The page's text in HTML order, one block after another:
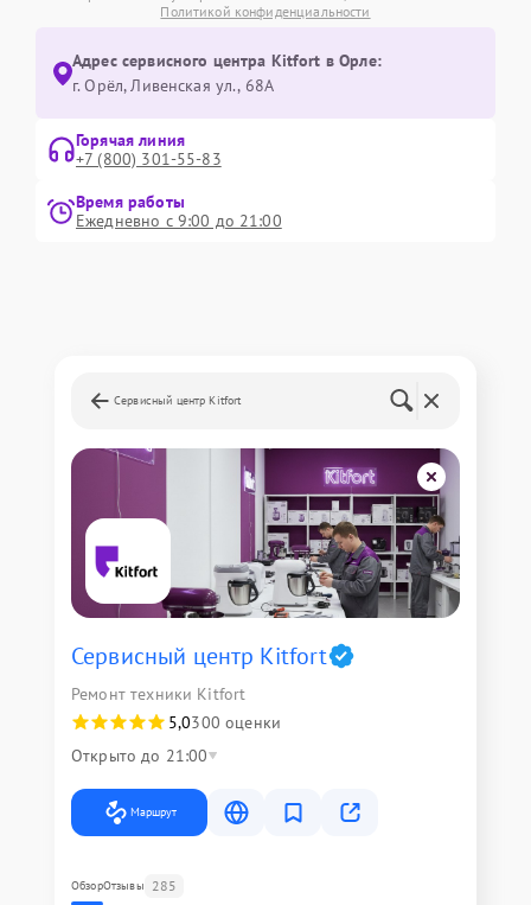
Политикой конфиденциальности
Адрес сервисного центра Kitfort в Орле:
г. Орёл, Ливенская ул., 68А
Горячая линия
+7 (800) 301-55-83
Время работы
Ежедневно с 9:00 до 21:00
Сервисный центр Kitfort
Сервисный центр Kitfort
Ремонт техники Kitfort
5,0300 оценки
Открыто до 21:00
Маршрут
ОбзорОтзывы 285